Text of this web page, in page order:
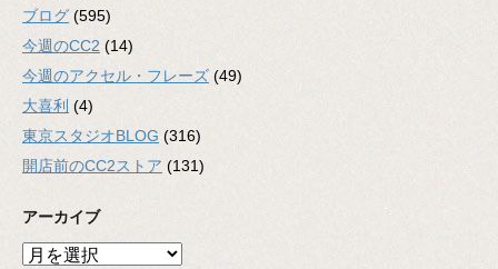
ブログ (595)
今週のCC2 (14)
今週のアクセル・フレーズ (49)
大喜利 (4)
東京スタジオBLOG (316)
開店前のCC2ストア (131)
アーカイブ
ア